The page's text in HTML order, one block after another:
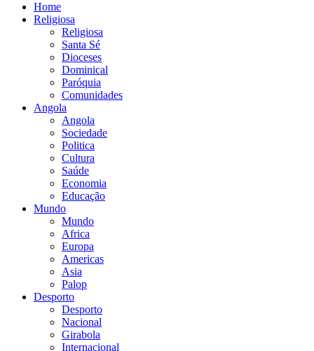
Home
Religiosa
Religiosa
Santa Sé
Dioceses
Dominical
Paróquia
Comunidades
Angola
Angola
Sociedade
Politica
Cultura
Saúde
Economia
Educação
Mundo
Mundo
Africa
Europa
Americas
Asia
Palop
Desporto
Desporto
Nacional
Girabola
Internacional